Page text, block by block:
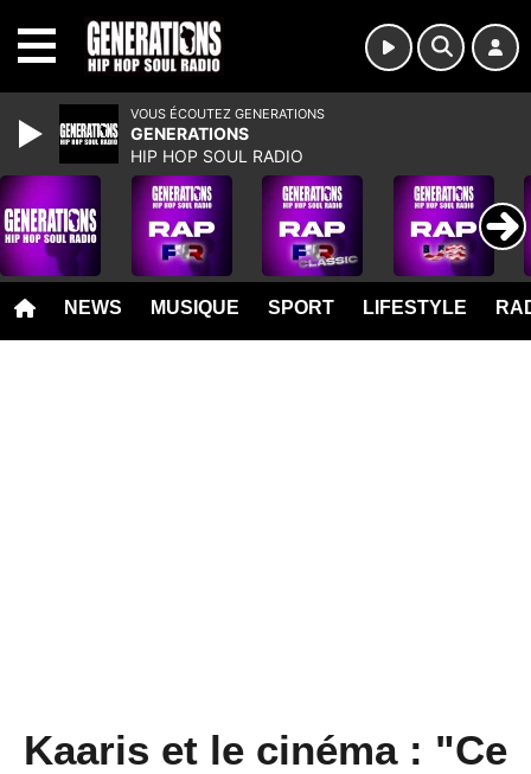
NEWS MUSIQUE SPORT LIFESTYLE
Kaaris et le cinéma : "Ce
VOUS ÉCOUTEZ GENERATIONS
GENERATIONS
HIP HOP SOUL RADIO